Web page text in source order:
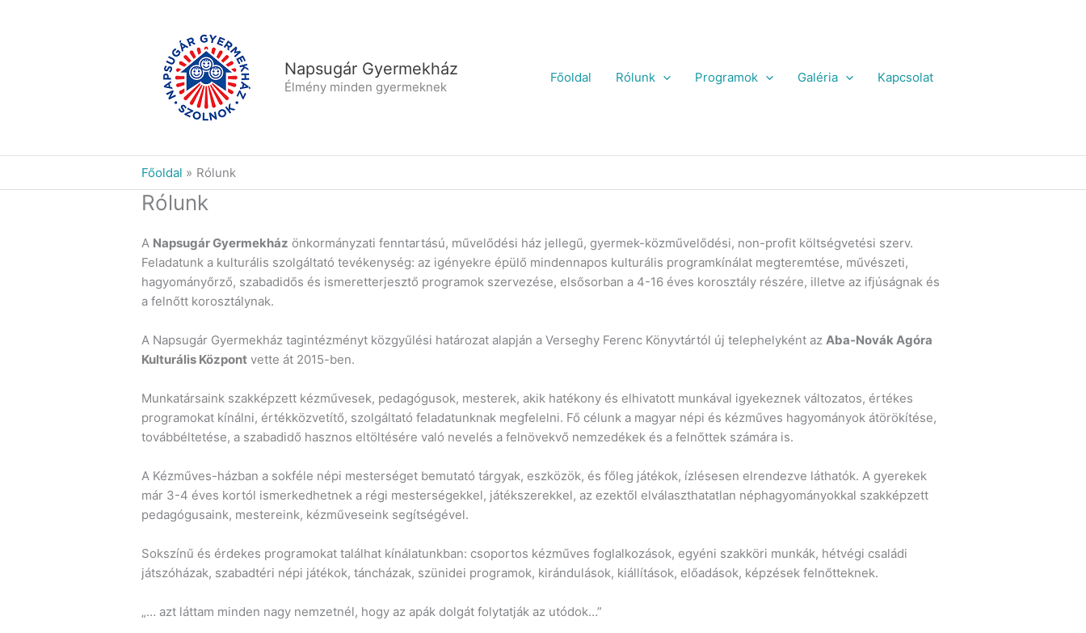
Napsugár Gyermekház
Élmény minden gyermeknek
Főoldal Rólunk Programok Galéria Kapcsolat
Főoldal Rólunk
Rólunk
A Napsugár Gyermekház önkormányzati fenntartású, művelődési ház jellegű, gyermek-közművelődési, non-profit költségvetési szerv.
Feladatunk a kulturális szolgáltató tevékenység: az igényekre épülő mindennapos kulturális programkínálat megteremtése, művészeti,
hagyományőrző, szabadidős és ismeretterjesztő programok szervezése, elsősorban a 4-16 éves korosztály részére, illetve az ifjúságnak és
a felnőtt korosztálynak.
A Napsugár Gyermekház tagintézményt közgyűlési határozat alapján a Verseghy Ferenc Könyvtártól új telephelyként az Aba-Novák Agóra
Kulturális Központvette át 2015-ben.
Munkatársaink szakképzett kézművesek, pedagógusok, mesterek, akik hatékony és elhivatott munkával igyekeznek változatos, értékes
programokat kínálni, értékközvetítő, szolgáltató feladatunknak megfelelni. Fő célunk a magyar népi és kézműves hagyományok átörökítése,
továbbéltetése, a szabadidő hasznos eltöltésére való nevelés a felnövekvő nemzedékek és a felnőttek számára is.
A Kézműves-házban a sokféle népi mesterséget bemutató tárgyak, eszközök, és főleg játékok, ízlésesen elrendezve láthatók. A gyerekek
már 3-4 éves kortól ismerkedhetnek a régi mesterségekkel, játékszerekkel, az ezektől elválaszthatatlan néphagyományokkal szakképzett
pedagógusaink, mestereink, kézműveseink segítségével.
Sokszínű és érdekes programokat találhat kínálatunkban: csoportos kézműves foglalkozások, egyéni szakköri munkák, hétvégi családi
játszóházak, szabadtéri népi játékok, táncházak, szünidei programok, kirándulások, kiállítások, előadások, képzések felnőtteknek.
„… azt láttam minden nagy nemzetnél, hogy az apák dolgát folytatják az utódok…”